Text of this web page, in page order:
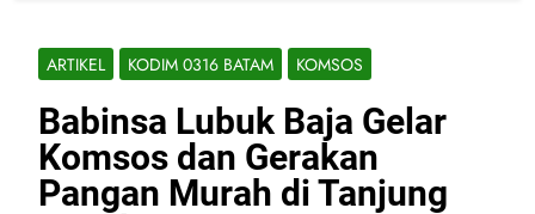
ARTIKEL KODIM 0316 BATAM KOMSOS
Babinsa Lubuk Baja Gelar
Komsos dan Gerakan
Pangan Murah di Tanjung